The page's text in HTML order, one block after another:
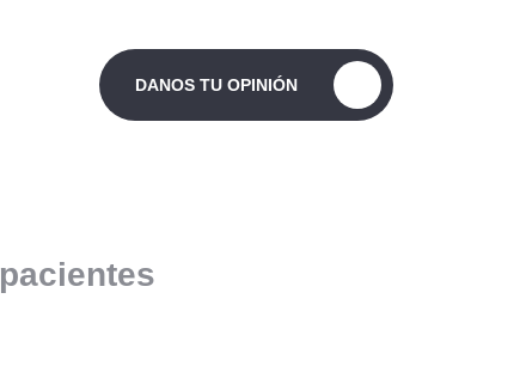
DANOS TU OPINIÓN
pacientes